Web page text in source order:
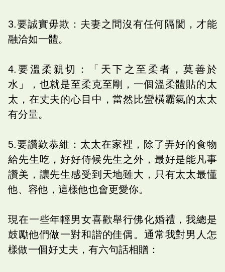
3.要誠實毋欺：夫妻之間沒有任何隔閡，才能
融洽如一體。
4.要溫柔親切：「天下之至柔者，莫善於
水」，也就是至柔克至剛，一個溫柔體貼的太
太，在丈夫的心目中，當然比蠻橫霸氣的太太
有分量。
5.要讚歎恭維：太太在家裡，除了弄好的食物
給先生吃，好好侍候先生之外，最好是能凡事
讚美，讓先生感受到天地雖大，只有太太最懂
他、容他，這樣他也會更愛你。
現在一些年輕男女喜歡舉行佛化婚禮，我總是
鼓勵他們做一對和諧的佳偶。通常我對男人怎
樣做一個好丈夫，有六句話相贈：